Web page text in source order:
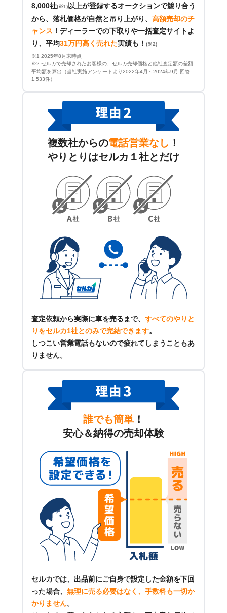
8,000社(※1)以上が登録するオークションで競り合う
から、落札価格が自然と吊り上がり、 高額売却のチ
ャンス ！ ディーラーでの下取りや一括査定サイトよ
り、平均31万円高く売れた実績も！ (※2)
※1 2025年8月末時点
※2 セルカで売却されたお客様の、セルカ売却価格と他社査定額の差額
平均額を算出（当社実施アンケートより2022年4月～2024年9月 回答
1,533件）
複数社からの電話営業なし ！
やりとりはセルカ１社とだけ
査定依頼から実際に車を売るまで、 すべてのやりと
りをセルカ1社とのみで完結できます。
しつこい営業電話もないので疲れてしまうこともあ
りません。
誰でも簡単 ！
安心＆納得の売却体験
セルカでは、出品前にご自身で設定した金額を下回
った場合、 無理に売る必要はなく、手数料も一切か
かりません。